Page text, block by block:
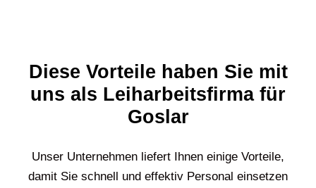
Diese Vorteile haben Sie mit
uns als Leiharbeitsfirma für
Goslar
Unser Unternehmen liefert Ihnen einige Vorteile,
damit Sie schnell und effektiv Personal einsetzen